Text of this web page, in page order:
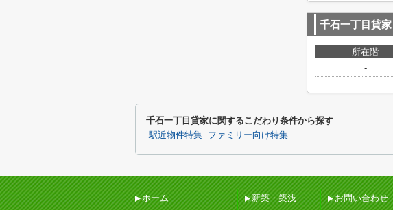
千石一丁目貸家
所在階
-
千石一丁目貸家に関するこだわり条件から探す
駅近物件特集 ファミリー向け特集
ホーム 新築・築浅 お問い合わせ